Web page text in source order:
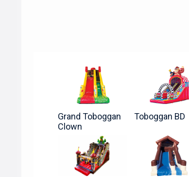
Grand Toboggan
Clown
Toboggan BD